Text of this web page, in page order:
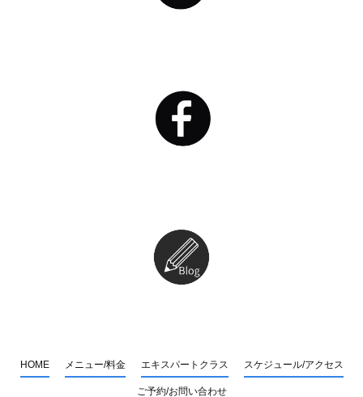
HOME メニュー/料金 エキスパートクラス スケジュール/アクセス
ご予約/お問い合わせ